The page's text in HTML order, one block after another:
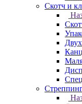
Скотч и